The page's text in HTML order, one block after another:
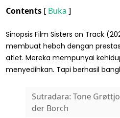
Contents [ Buka ]
Sinopsis Film Sisters on Track
membuat heboh dengan
atlet. Mereka mempunyai
menyedihkan. Tapi berhasil
Sutradara: Tone
der Borch